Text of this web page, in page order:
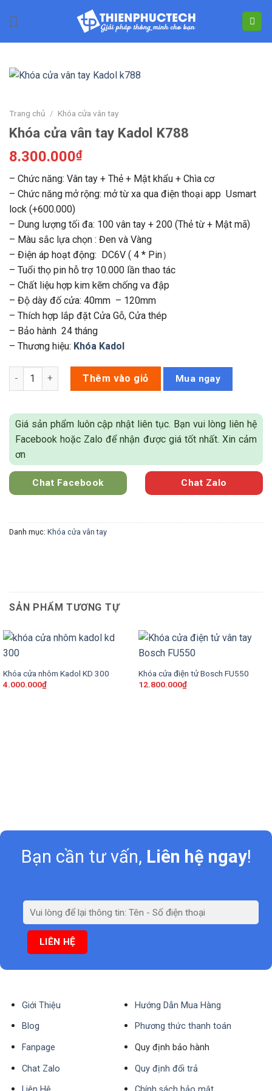
Trang chủ / Khóa cửa vân tay
Khóa cửa vân tay Kadol K788
8.300.000₫
– Chức năng: Vân tay + Thẻ + Mật khẩu + Chìa cơ
– Chức năng mở rộng: mở từ xa qua điện thoại app Usmart
lock (+600.000)
– Dung lượng tối đa: 100 vân tay + 200 (Thẻ từ + Mật mã)
– Màu sắc lựa chọn : Đen và Vàng
– Điện áp hoạt động: DC6V ( 4 * Pin）
– Tuổi thọ pin hỗ trợ 10.000 lần thao tác
– Chất liệu hợp kim kẽm chống va đập
– Độ dày đố cửa: 40mm – 120mm
– Thích hợp lắp đặt Cửa Gỗ, Cửa thép
– Bảo hành 24 tháng
– Thương hiệu: Khóa Kadol
Khóa cửa vân tay Kadol K788 số lượng
Thêm vào giỏ Mua ngay
Giá sản phẩm luôn cập nhật liên tục. Bạn vui lòng liên hệ
Facebook hoặc Zalo để nhận được giá tốt nhất. Xin cảm
ơn
Chat Facebook Chat Zalo
Danh mục: Khóa cửa vân tay
SẢN PHẨM TƯƠNG TỰ
Khóa cửa nhôm Kadol KD 300
4.000.000₫
Khóa cửa điện tử Bosch FU550
12.800.000₫
Bạn cần tư vấn, Liên hệ ngay!
Giới Thiệu
Blog
Fanpage
Chat Zalo
Hướng Dẫn Mua Hàng
Phương thức thanh toán
Quy định bảo hành
Quy định đổi trả